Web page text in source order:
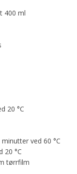
400 ml
20 °C
ved 60 °C
20 °C
tørrfilm